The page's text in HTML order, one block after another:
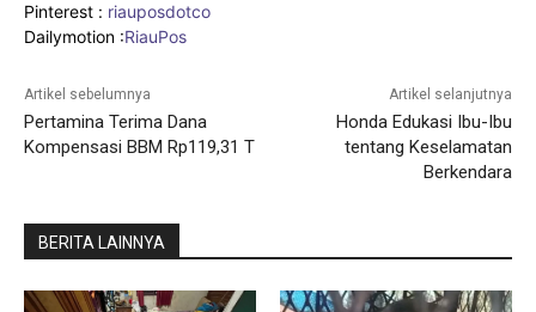
Pinterest : riauposdotco
Dailymotion :RiauPos
Artikel sebelumnya
Pertamina Terima Dana
Kompensasi BBM Rp119,31 T
Artikel selanjutnya
Honda Edukasi Ibu-Ibu
tentang Keselamatan
Berkendara
BERITA LAINNYA